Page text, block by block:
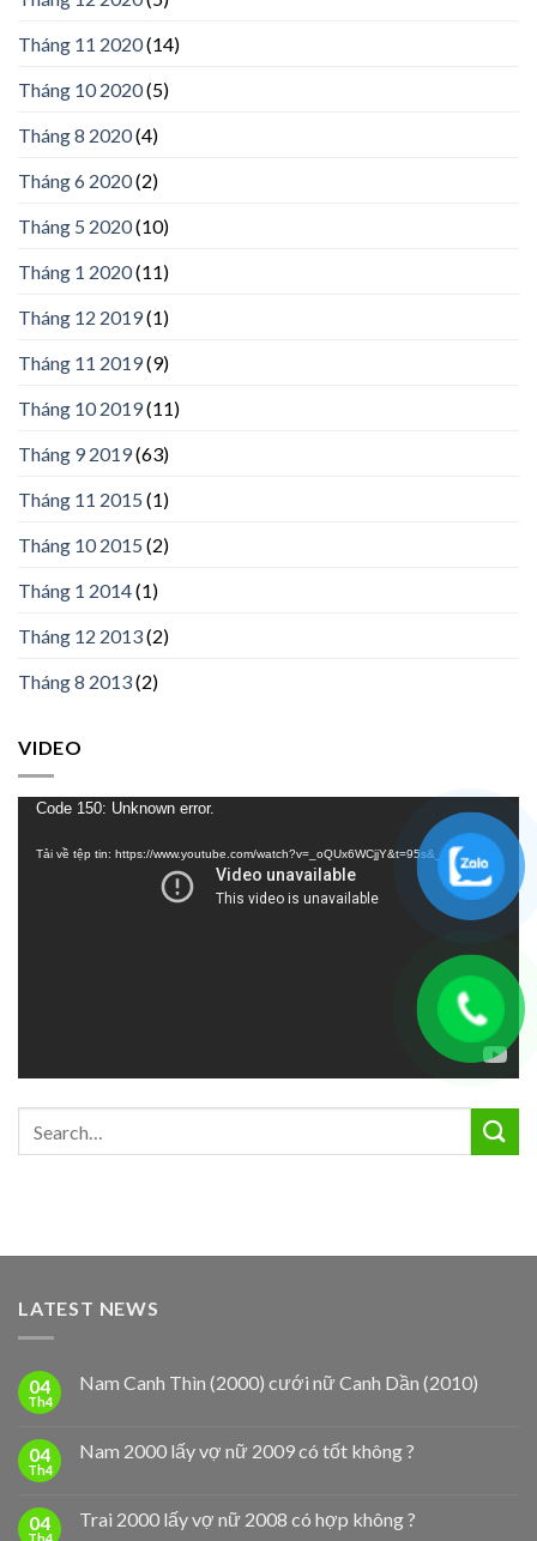
Tháng 11 2020(14)
Tháng 10 2020(5)
Tháng 8 2020(4)
Tháng 6 2020(2)
Tháng 5 2020(10)
Tháng 1 2020(11)
Tháng 12 2019(1)
Tháng 11 2019(9)
Tháng 10 2019(11)
Tháng 9 2019(63)
Tháng 11 2015 (1)
Tháng 10 2015 (2)
Tháng 1 2014(1)
Tháng 12 2013(2)
Tháng 8 2013(2)
VIDEO
Trình
Code 150: Unknown error.
Tải về tệp tin: https://www.youtube.com/watch?v=_oQUx6WCjjY&t=95s&_=1
LATEST NEWS
04
Th4
Nam Canh Thìn (2000) cưới nữ Canh Dần (2010)
04
Th4
Nam 2000 lấy vợ nữ 2009 có tốt không ?
04 Trai 2000 lấy vợ nữ 2008 có hợp không ?